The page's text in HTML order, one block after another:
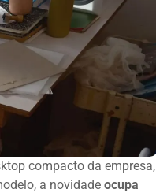
compacto da empresa,
a novidade ocupa